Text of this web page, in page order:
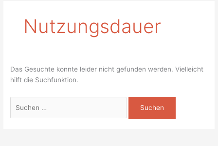
Nutzungsdauer
Das Gesuchte konnte leider nicht gefunden werden. Vielleicht
hilft die Suchfunktion.